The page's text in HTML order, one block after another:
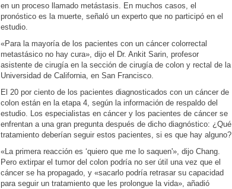
en un proceso llamado metástasis. En muchos casos, el
pronóstico es la muerte, señaló un experto que no participó en el
estudio.
«Para la mayoría de los pacientes con un cáncer colorrectal
metastásico no hay cura», dijo el Dr. Ankit Sarin, profesor
asistente de cirugía en la sección de cirugía de colon y rectal de la
Universidad de California, en San Francisco.
El 20 por ciento de los pacientes diagnosticados con un cáncer de
colon están en la etapa 4, según la información de respaldo del
estudio. Los especialistas en cáncer y los pacientes de cáncer se
enfrentan a una gran pregunta después de dicho diagnóstico: ¿Qué
tratamiento deberían seguir estos pacientes, si es que hay alguno?
«La primera reacción es ‘quiero que me lo saquen'», dijo Chang.
Pero extirpar el tumor del colon podría no ser útil una vez que el
cáncer se ha propagado, y «sacarlo podría retrasar su capacidad
para seguir un tratamiento que les prolongue la vida», añadió